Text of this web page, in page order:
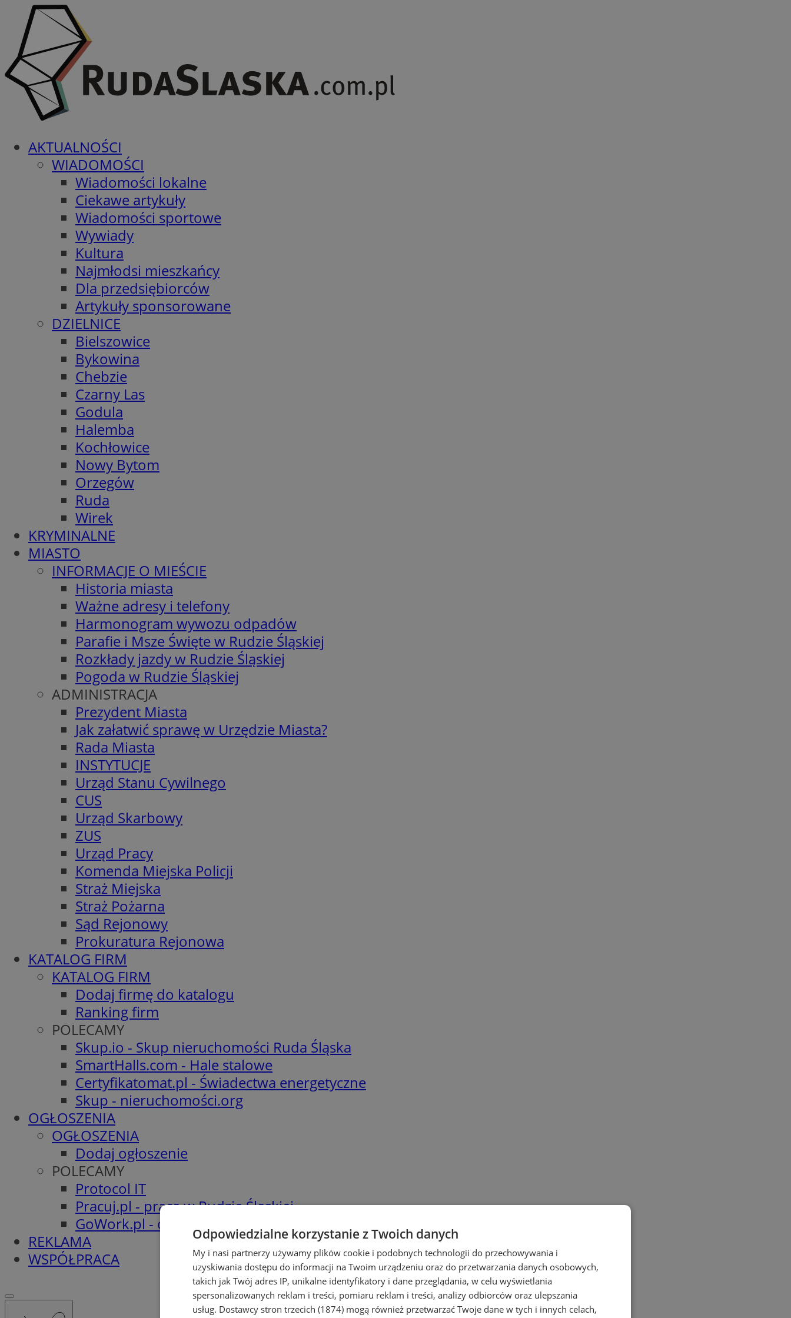
AKTUALNOŚCI
WIADOMOŚCI
Wiadomości lokalne
Ciekawe artykuły
Wiadomości sportowe
Wywiady
Kultura
Najmłodsi mieszkańcy
Dla przedsiębiorców
Artykuły sponsorowane
DZIELNICE
Bielszowice
Bykowina
Chebzie
Czarny Las
Godula
Halemba
Kochłowice
Nowy Bytom
Orzegów
Ruda
Wirek
KRYMINALNE
MIASTO
INFORMACJE O MIEŚCIE
Historia miasta
Ważne adresy i telefony
Harmonogram wywozu odpadów
Parafie i Msze Święte w Rudzie Śląskiej
Rozkłady jazdy w Rudzie Śląskiej
Pogoda w Rudzie Śląskiej
ADMINISTRACJA
Prezydent Miasta
Jak załatwić sprawę w Urzędzie Miasta?
Rada Miasta
INSTYTUCJE
Urząd Stanu Cywilnego
CUS
Urząd Skarbowy
ZUS
Urząd Pracy
Komenda Miejska Policji
Straż Miejska
Straż Pożarna
Sąd Rejonowy
Prokuratura Rejonowa
KATALOG FIRM
KATALOG FIRM
Dodaj firmę do katalogu
Ranking firm
POLECAMY
Skup.io - Skup nieruchomości Ruda Śląska
SmartHalls.com - Hale stalowe
Certyfikatomat.pl - Świadectwa energetyczne
Skup - nieruchomości.org
OGŁOSZENIA
OGŁOSZENIA
Dodaj ogłoszenie
POLECAMY
Protocol IT
Pracuj.pl - praca w Rudzie Śląskiej
GoWork.pl - oferty pracy
REKLAMA
WSPÓŁPRACA
Odpowiedzialne korzystanie z Twoich danych
My i nasi partnerzy używamy plików cookie i podobnych technologii do przechowywania i
uzyskiwania dostępu do informacji na Twoim urządzeniu oraz do przetwarzania danych osobowych,
takich jak Twój adres IP, unikalne identyfikatory i dane przeglądania, w celu wyświetlania
spersonalizowanych reklam i treści, pomiaru reklam i treści, analizy odbiorców oraz ulepszania
usług. Dostawcy stron trzecich (1874) mogą również przetwarzać Twoje dane w tych i innych celach,